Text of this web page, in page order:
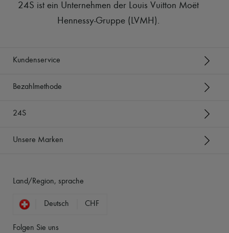
24S ist ein Unternehmen der Louis Vuitton Moët
Hennessy-Gruppe (LVMH).
Kundenservice
Bezahlmethode
24S
Unsere Marken
Land/Region, sprache
Deutsch CHF
Folgen Sie uns